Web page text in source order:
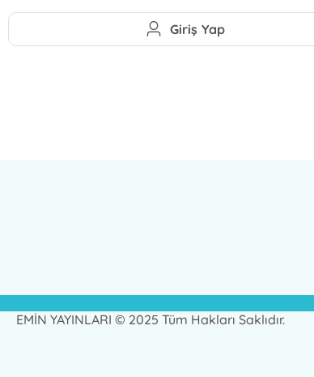
Giriş Yap
EMİN YAYINLARI © 2025 Tüm Hakları Saklıdır.